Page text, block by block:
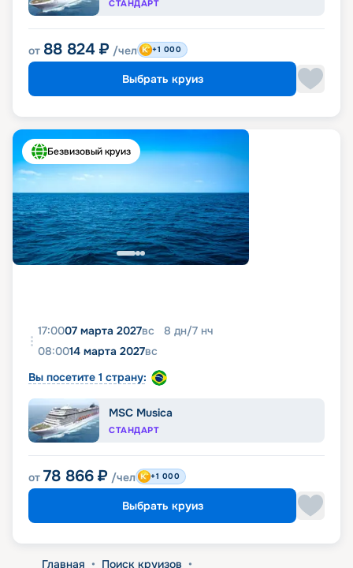
СТАНДАРТ
от 88 824 ₽ /чел +1 000
Выбрать круиз
Безвизовый круиз
17:0007 марта 2027вс 8 дн/7 нч
08:0014 марта 2027вс
Вы посетите 1 страну:
MSC Musica
СТАНДАРТ
от 78 866 ₽ /чел +1 000
Выбрать круиз
Главная • Поиск круизов •